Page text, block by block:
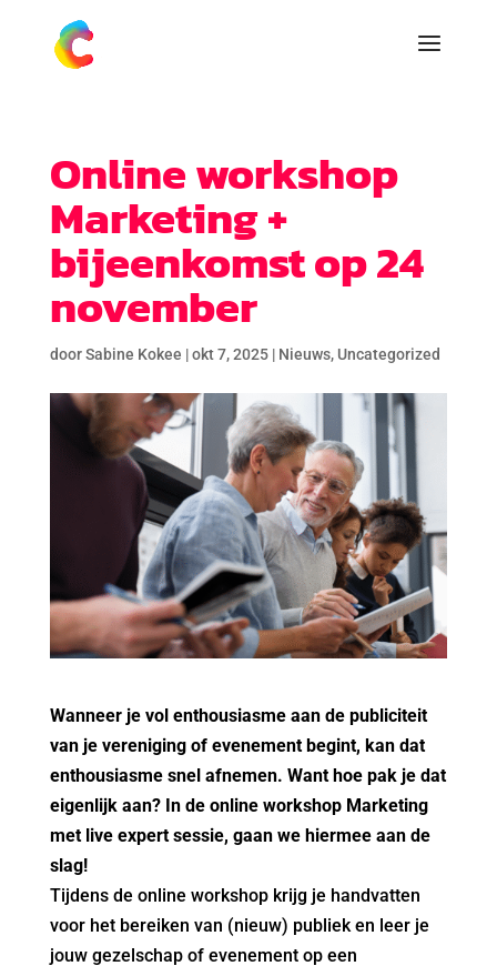
Online workshop
Marketing +
bijeenkomst op 24
november
doorSabine Kokee |okt 7, 2025| Nieuws, Uncategorized
Wanneer je vol enthousiasme aan de publiciteit
van je vereniging of evenement begint, kan dat
enthousiasme snel afnemen. Want hoe pak je dat
eigenlijk aan? In de online workshop Marketing
met live expert sessie, gaan we hiermee aan de
slag!
Tijdens de online workshop krijg je handvatten
voor het bereiken van (nieuw) publiek en leer je
jouw gezelschap of evenement op een